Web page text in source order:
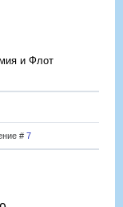
и Флот
# 7